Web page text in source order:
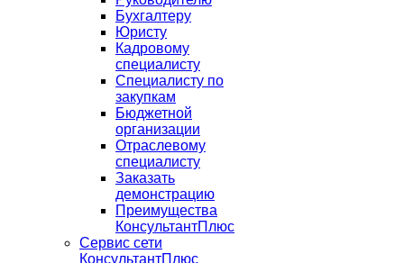
Бухгалтеру
Юристу
Кадровому
специалисту
Специалисту по
закупкам
Бюджетной
организации
Отраслевому
специалисту
Заказать
демонстрацию
Преимущества
КонсультантПлюс
Сервис сети
КонсультантПлюс